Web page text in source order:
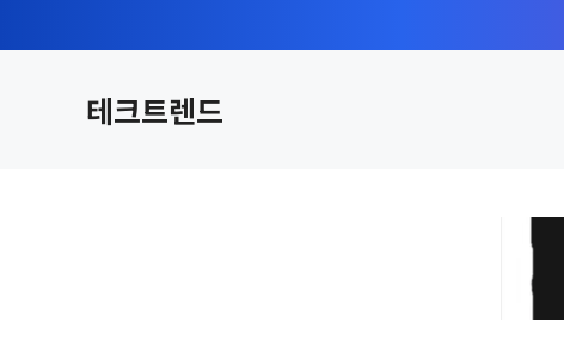
텐
테크트렌드